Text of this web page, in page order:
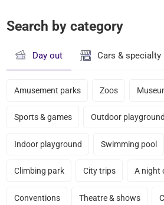
Search by category
Day out Cars & specialty
Amusement parks Zoos
Sports & games Outdoor playground
Indoor playground Swimming pool
Climbing park City trips A night
Conventions Theatre & shows